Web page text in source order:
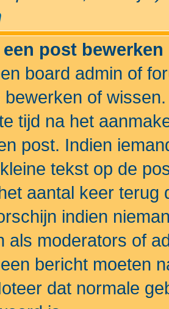
een post
board admin of
bewerken of
tijd na het
post. Indien
tekst op de
aantal keer terug
indien
als moderators of
bericht moeten
dat normale